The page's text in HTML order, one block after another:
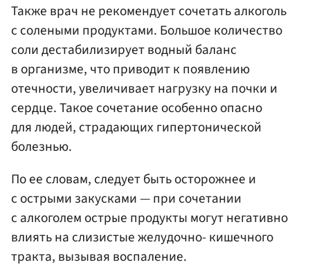
Также врач не рекомендует сочетать алкоголь
с солеными продуктами. Большое количество
соли дестабилизирует водный баланс
в организме, что приводит к появлению
отечности, увеличивает нагрузку на почки и
сердце. Такое сочетание особенно опасно
для людей, страдающих гипертонической
болезнью.
По ее словам, следует быть осторожнее и
с острыми закусками — при сочетании
с алкоголем острые продукты могут негативно
влиять на слизистые желудочно- кишечного
тракта, вызывая воспаление.